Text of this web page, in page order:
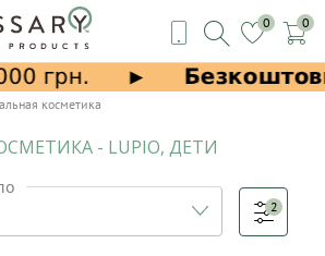
0 0
косметика
- LUPIO, ДЕТИ
2